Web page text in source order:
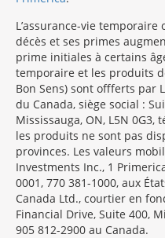
L’assurance-vie
décès et ses primes
prime initiales à certains
temporaire et les produits
Bon Sens) sont offferts par
du Canada, siège social :
Mississauga, ON, L5N 0G3,
les produits ne sont pas
provinces. Les valeurs
Investments Inc., 1
0001, 770 381-1000, aux
Canada Ltd., courtier en
Financial Drive, Suite 400,
905 812-2900 au Canada.